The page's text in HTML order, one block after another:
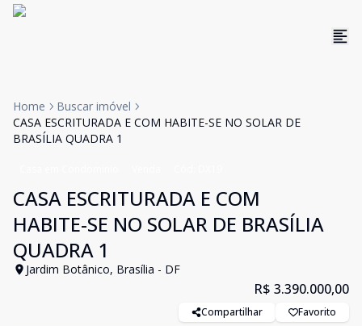
Home
Buscar imóvel
CASA ESCRITURADA E COM HABITE-SE NO SOLAR DE
BRASÍLIA QUADRA 1
CASA ESCRITURADA E COM
HABITE-SE NO SOLAR DE BRASÍLIA
QUADRA 1
Jardim Botânico, Brasília - DF
R$ 3.390.000,00
Compartilhar Favorito